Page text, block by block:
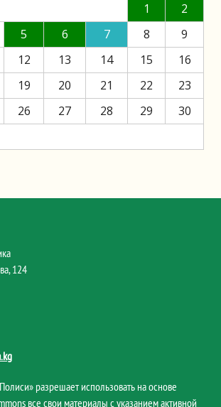
1
2
5 6 7 8
9
12 13 14 15
16
19 20 21 22
23
26 27 28 29
30
124
разрешает использовать на основе
все свои материалы с указанием активной